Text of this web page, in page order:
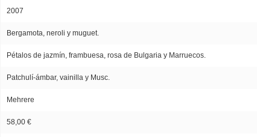
2007
Bergamota, neroli y muguet.
Pétalos de jazmín, frambuesa, rosa de Bulgaria y Marruecos.
Patchulí-ámbar, vainilla y Musc.
Mehrere
58,00 €